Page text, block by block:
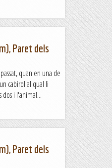
Paret dels
quan en una de
cabirol al qual li
dos i l'animal...
Paret dels